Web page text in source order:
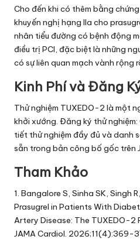
Cho đến khi có thêm bằng
khuyến nghị hạng IIa cho
nhân tiểu đường có bệnh động
điều trị PCI, đặc biệt là những
có sự liên quan mạch vành rộng
Kinh Phí và Đăng
Thử nghiệm TUXEDO-2 là một
khởi xướng. Đăng ký thử
tiết thử nghiệm đầy đủ và danh
sẵn trong bản công bố gốc trên
Tham Khảo
1. Bangalore S, Sinha SK, Singh
Prasugrel in Patients With
Artery Disease: The TUXEDO-2
JAMA Cardiol. 2026;11(4):369-